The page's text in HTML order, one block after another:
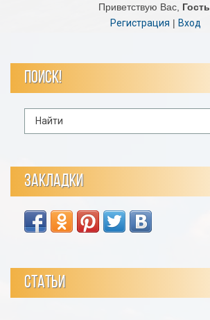
Приветствую Вас, Гость
Регистрация | Вход
ПОИСК!
ЗАКЛАДКИ
СТАТЬИ